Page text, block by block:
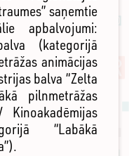
saņemtie
apbalvojumi:
(kategorijā
animācijas
balva “Zelta
pilnmetrāžas
“Labākā